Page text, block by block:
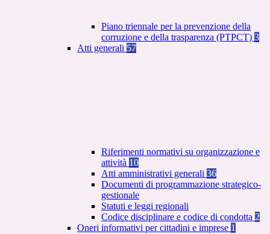
Piano triennale per la prevenzione della
corruzione e della trasparenza (PTPCT) 3
Atti generali 57
Riferimenti normativi su organizzazione e
attività 10
Atti amministrativi generali 36
Documenti di programmazione strategico-
gestionale
Statuti e leggi regionali
Codice disciplinare e codice di condotta 2
Oneri informativi per cittadini e imprese 1